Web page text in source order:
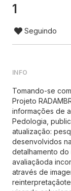
1
Seguindo
INFO
Tomando-se
Projeto RADAMBRASIL foi realizada a atualização destas
informações de
Pedologia,
atualização:
desenvolvidos
detalhamento do mapeamento
avaliaçãoda
através de imagens de satélites recentes foi realizada uma